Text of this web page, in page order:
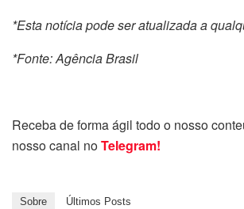
*Esta notícia pode ser atualizada a
*Fonte: Agência Brasil
Receba de forma ágil todo o nosso
nosso canal noTelegram!
Sobre Últimos Posts